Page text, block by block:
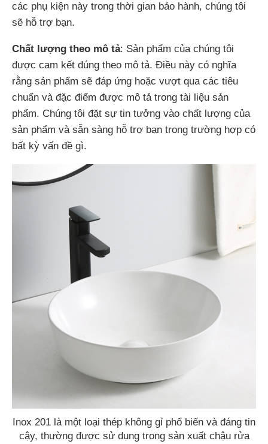
các phụ kiện này trong thời gian bảo hành, chúng tôi
sẽ hỗ trợ bạn.
Chất lượng theo mô tả: Sản phẩm của chúng tôi
được cam kết đúng theo mô tả. Điều này có nghĩa
rằng sản phẩm sẽ đáp ứng hoặc vượt qua các tiêu
chuẩn và đặc điểm được mô tả trong tài liệu sản
phẩm. Chúng tôi đặt sự tin tưởng vào chất lượng của
sản phẩm và sẵn sàng hỗ trợ bạn trong trường hợp có
bất kỳ vấn đề gì.
Inox 201 là một loại thép không gỉ phổ biến và đáng tin
cậy, thường được sử dụng trong sản xuất chậu rửa